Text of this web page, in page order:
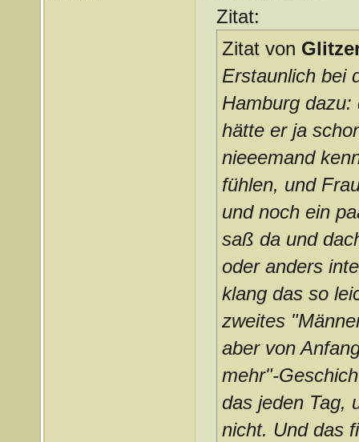
Zitat:
Zitat von
Erstaunlich bei
Hamburg dazu:
hätte er ja
nieeemand
fühlen, und
und noch ein
saß da und
oder anders
klang das so
zweites
aber von
mehr"-
das jeden Tag,
nicht. Und das